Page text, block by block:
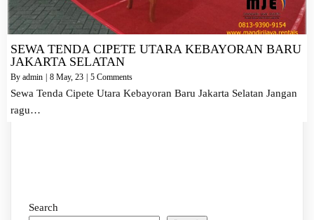
SEWA TENDA CIPETE UTARA KEBAYORAN BARU
JAKARTA SELATAN
By admin 8 May, 23 5 Comments
Sewa Tenda Cipete Utara Kebayoran Baru Jakarta Selatan Jangan
ragu…
Search